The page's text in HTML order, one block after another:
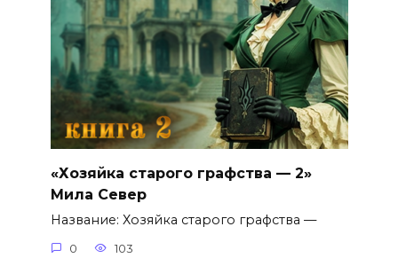
«Хозяйка старого графства — 2»
Мила Север
Название: Хозяйка старого графства —
0 103